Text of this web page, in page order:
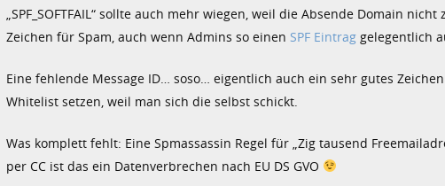
„SPF_SOFTFAIL“ sollte auch mehr wiegen, weil die Absende Domain
Zeichen für Spam, auch wenn Admins so einen SPF Eintrag gelegentlich
Eine fehlende Message ID… soso… eigentlich auch ein sehr gutes
Whitelist setzen, weil man sich die selbst schickt.
Was komplett fehlt: Eine Spmassassin Regel für „Zig tausend
per CC ist das ein Datenverbrechen nach EU DS GVO